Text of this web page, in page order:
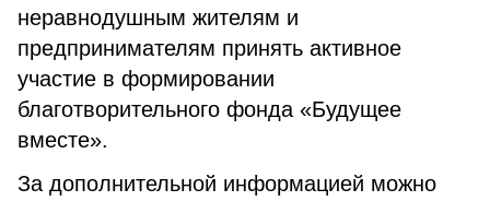
неравнодушным жителям и
предпринимателям принять активное
участие в формировании
благотворительного фонда «Будущее
вместе».
За дополнительной информацией можно